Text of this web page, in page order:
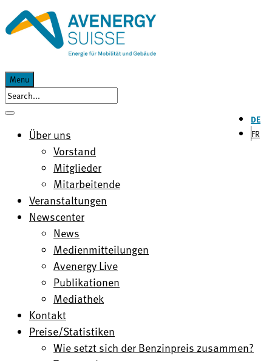
Menu
DE
FR
Über uns
Vorstand
Mitglieder
Mitarbeitende
Veranstaltungen
Newscenter
News
Medienmitteilungen
Avenergy Live
Publikationen
Mediathek
Kontakt
Preise/Statistiken
Wie setzt sich der Benzinpreis zusammen?